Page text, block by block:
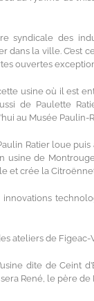
syndicale des
dans la ville. C’est
ouvertes
usine où il est
de Paulette
au Musée Paulin-
Ratier loue
usine de
et crée la
ateliers de Figeac-
dite de Ceint
René, le père de